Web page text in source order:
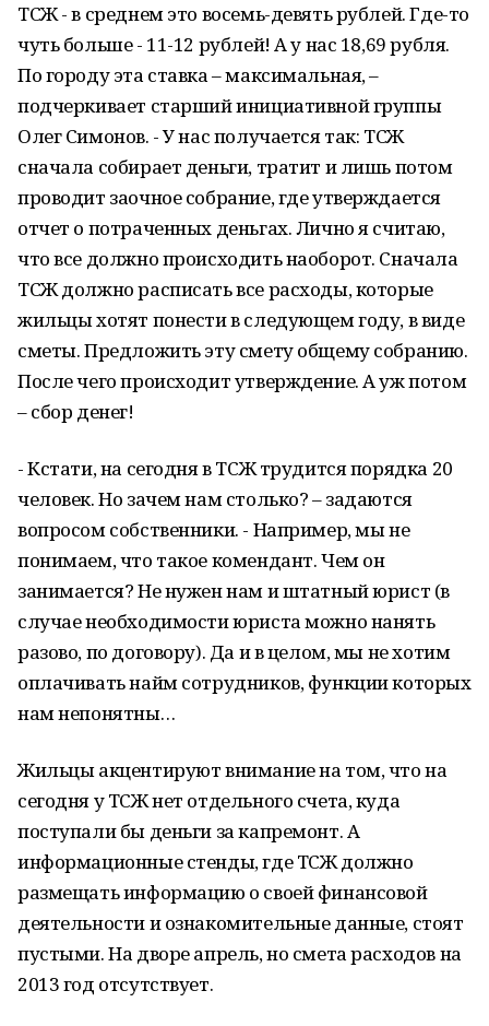
ТСЖ - в среднем это восемь-девять рублей. Где-то
чуть больше - 11-12 рублей! А у нас 18,69 рубля.
По городу эта ставка – максимальная, –
подчеркивает старший инициативной группы
Олег Симонов. - У нас получается так: ТСЖ
сначала собирает деньги, тратит и лишь потом
проводит заочное собрание, где утверждается
отчет о потраченных деньгах. Лично я считаю,
что все должно происходить наоборот. Сначала
ТСЖ должно расписать все расходы, которые
жильцы хотят понести в следующем году, в виде
сметы. Предложить эту смету общему собранию.
После чего происходит утверждение. А уж потом
– сбор денег!
- Кстати, на сегодня в ТСЖ трудится порядка 20
человек. Но зачем нам столько? – задаются
вопросом собственники. - Например, мы не
понимаем, что такое комендант. Чем он
занимается? Не нужен нам и штатный юрист (в
случае необходимости юриста можно нанять
разово, по договору). Да и в целом, мы не хотим
оплачивать найм сотрудников, функции которых
нам непонятны…
Жильцы акцентируют внимание на том, что на
сегодня у ТСЖ нет отдельного счета, куда
поступали бы деньги за капремонт. А
информационные стенды, где ТСЖ должно
размещать информацию о своей финансовой
деятельности и ознакомительные данные, стоят
пустыми. На дворе апрель, но смета расходов на
2013 год отсутствует.